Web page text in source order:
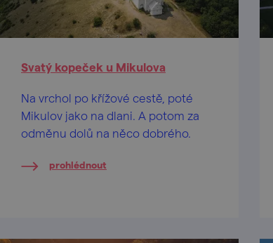
Svatý kopeček u Mikulova
Na vrchol po křížové cestě, poté
Mikulov jako na dlani. A potom za
odměnu dolů na něco dobrého.
prohlédnout